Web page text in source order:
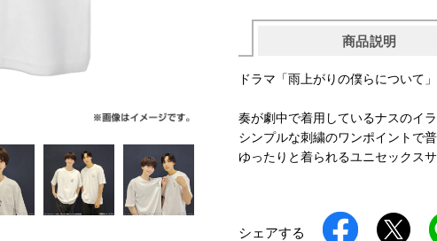
商品説明
ドラマ「雨上がりの僕らについて
奏が劇中で着用しているナスのイ
シンプルな刺繍のワンポイントで
ゆったりと着られるユニセックスサ
シェアする